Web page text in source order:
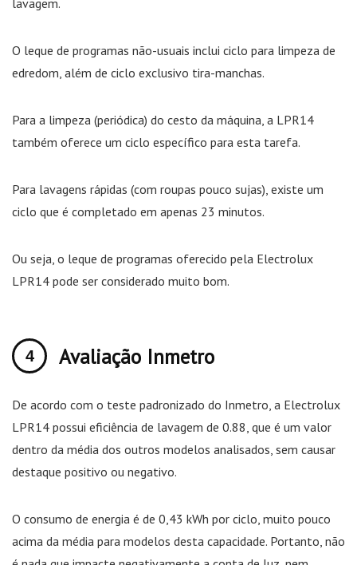
O leque de programas não-usuais inclui ciclo para limpeza de
edredom, além de ciclo exclusivo tira-manchas.
Para a limpeza (periódica) do cesto da máquina, a LPR14
também oferece um ciclo específico para esta tarefa.
Para lavagens rápidas (com roupas pouco sujas), existe um
ciclo que é completado em apenas 23 minutos.
Ou seja, o leque de programas oferecido pela Electrolux
LPR14 pode ser considerado muito bom.
Avaliação Inmetro
De acordo com o teste padronizado do Inmetro, a Electrolux
LPR14 possui eficiência de lavagem de 0.88, que é um valor
dentro da média dos outros modelos analisados, sem causar
destaque positivo ou negativo.
O consumo de energia é de 0,43 kWh por ciclo, muito pouco
acima da média para modelos desta capacidade. Portanto, não